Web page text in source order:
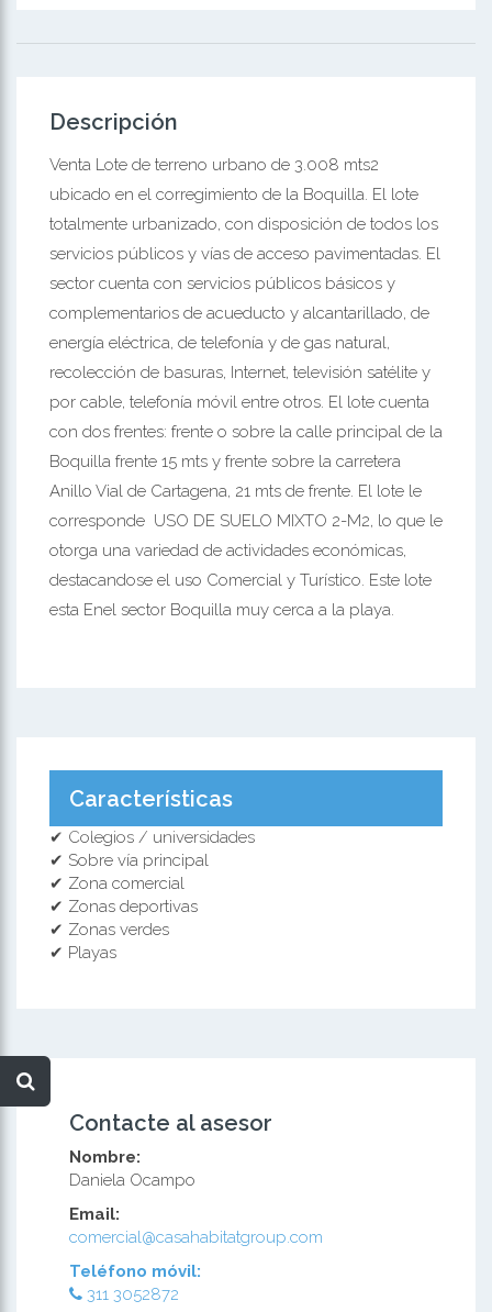
Descripción
Venta Lote de terreno urbano de 3.008 mts2
ubicado en el corregimiento de la Boquilla. El lote
totalmente urbanizado, con disposición de todos los
servicios públicos y vías de acceso pavimentadas. El
sector cuenta con servicios públicos básicos y
complementarios de acueducto y alcantarillado, de
energía eléctrica, de telefonía y de gas natural,
recolección de basuras, Internet, televisión satélite y
por cable, telefonía móvil entre otros. El lote cuenta
con dos frentes: frente o sobre la calle principal de la
Boquilla frente 15 mts y frente sobre la carretera
Anillo Vial de Cartagena, 21 mts de frente. El lote le
corresponde USO DE SUELO MIXTO 2-M2, lo que le
otorga una variedad de actividades económicas,
destacandose el uso Comercial y Turístico. Este lote
esta Enel sector Boquilla muy cerca a la playa.
Características
✔ Colegios / universidades
✔ Sobre vía principal
✔ Zona comercial
✔ Zonas deportivas
✔ Zonas verdes
✔ Playas
Contacte al asesor
Nombre:
Daniela Ocampo
Email:
comercial@casahabitatgroup.com
Teléfono móvil:
311 3052872